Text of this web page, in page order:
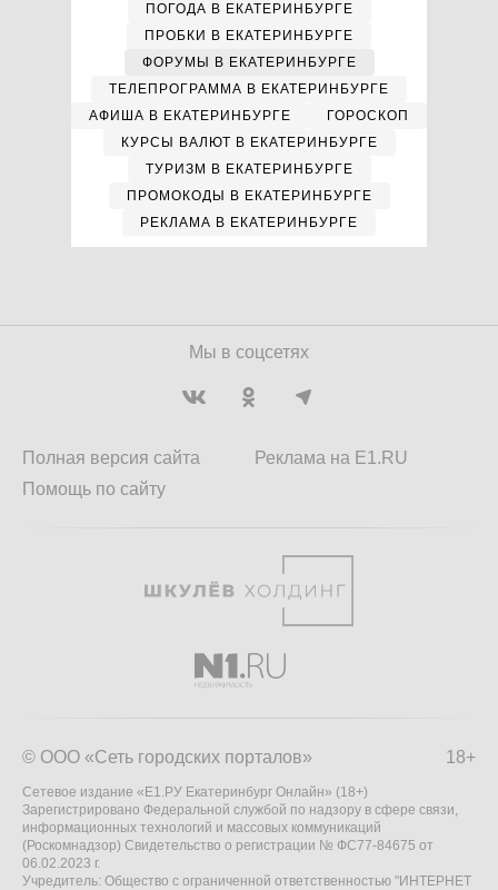
ПОГОДА В ЕКАТЕРИНБУРГЕ
ПРОБКИ В ЕКАТЕРИНБУРГЕ
ФОРУМЫ В ЕКАТЕРИНБУРГЕ
ТЕЛЕПРОГРАММА В ЕКАТЕРИНБУРГЕ
АФИША В ЕКАТЕРИНБУРГЕ
ГОРОСКОП
КУРСЫ ВАЛЮТ В ЕКАТЕРИНБУРГЕ
ТУРИЗМ В ЕКАТЕРИНБУРГЕ
ПРОМОКОДЫ В ЕКАТЕРИНБУРГЕ
РЕКЛАМА В ЕКАТЕРИНБУРГЕ
Мы в соцсетях
Полная версия сайта
Помощь по сайту
Реклама на E1.RU
18+
© ООО «Сеть городских порталов»
Сетевое издание «Е1.РУ Екатеринбург Онлайн» (18+)
Зарегистрировано Федеральной службой по надзору в сфере связи,
информационных технологий и массовых коммуникаций
(Роскомнадзор) Свидетельство о регистрации № ФС77-84675 от
06.02.2023 г.
Учредитель: Общество с ограниченной ответственностью "ИНТЕРНЕТ